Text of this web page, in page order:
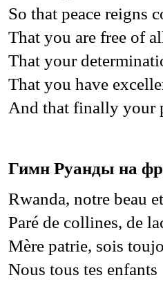
So that peace reigns
That you are free of
That your
That you have
And that finally your
Гимн Руанды на
Rwanda, notre beau
Paré de collines, de
Mère patrie, sois
Nous tous tes